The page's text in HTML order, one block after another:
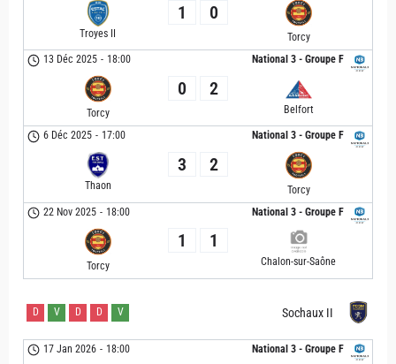
Troyes II
1 0
Torcy
National 3 - Groupe F
13 Déc 2025 - 18:00
Torcy
0 2
Belfort
National 3 - Groupe F
6 Déc 2025 - 17:00
Thaon
3 2
Torcy
National 3 - Groupe F
22 Nov 2025 - 18:00
Torcy
1 1
Chalon-sur-Saône
Sochaux II
D V D D V
National 3 - Groupe F
17 Jan 2026 - 18:00